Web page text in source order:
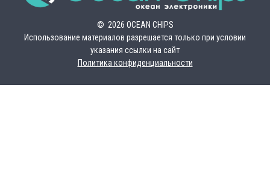
© 2026 OCEAN CHIPS
Использование материалов разрешается только при условии
указания ссылки на сайт
Политика конфиденциальности